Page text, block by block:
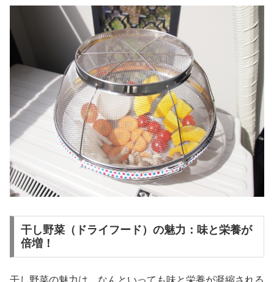
干し野菜（ドライフード）の魅力：味と栄養が
倍増！
干し野菜の魅力は、なんといっても味と栄養が凝縮される